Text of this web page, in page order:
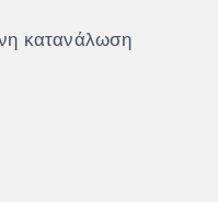
κατανάλωση